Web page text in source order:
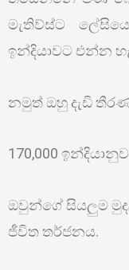
මැතිව්ස්ට
ඉන්දියාවට එන්න
නමුත් ඔහු දැඩි
170,000
ඔවුන්ගේ සියලුම
ජීවිත තර්ජනය.